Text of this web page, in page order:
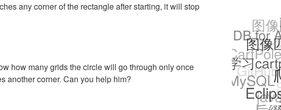
any corner of the rectangle after starting, it will stop
how many grids the circle will go through only once
another corner. Can you help him?